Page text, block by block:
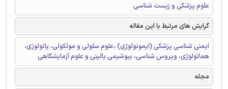
علوم پزشکی و زیست شناسی
گرایش های مرتبط با این مقاله
ایمنی شناسی پزشکی (ایمونولوژی) ،علوم سلولی و مولکولی، پاتولوژی،
هماتولوژی، ویروس شناسی، بیوشیمی بالینی و علوم آزمایشگاهی
مجله